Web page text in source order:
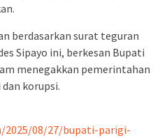
berdasarkan surat teguran
Sipayo ini, berkesan Bupati
menegakkan pemerintahan
korupsi.
2025/08/27/bupati-parigi-